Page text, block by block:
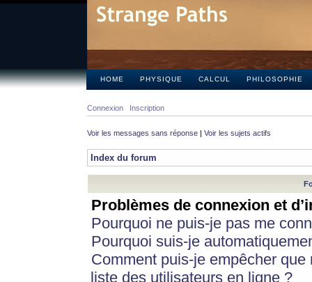
HOME PHYSIQUE CALCUL PHILOSOPHIE
Connexion Inscription
Voir les messages sans réponse | Voir les sujets actifs
Index du forum
Problèmes de connexion et
Pourquoi ne puis-je pas me
Pourquoi suis-je
Comment puis-je empêcher
liste des utilisateurs en ligne ?